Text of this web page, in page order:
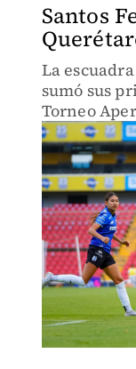
Santos
La
sumó sus
Torneo